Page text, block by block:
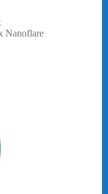
Nanoflare